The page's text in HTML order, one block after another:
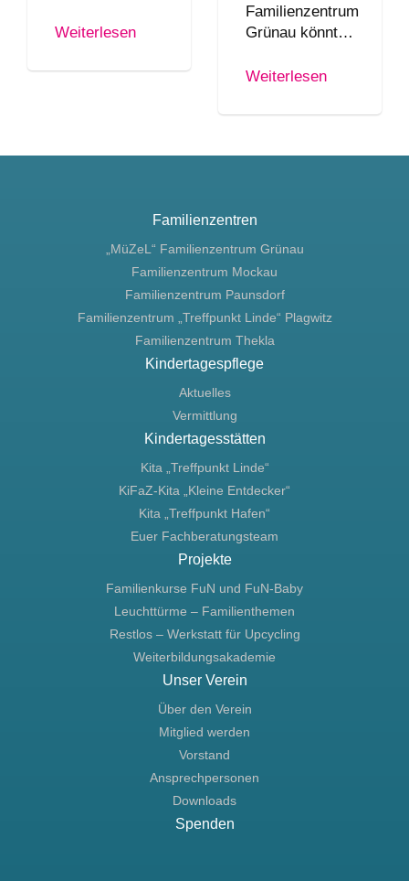
Weiterlesen
Familienzentrum
Grünau könnt…
Weiterlesen
Familienzentren
„MüZeL“ Familienzentrum Grünau
Familienzentrum Mockau
Familienzentrum Paunsdorf
Familienzentrum „Treffpunkt Linde“ Plagwitz
Familienzentrum Thekla
Kindertagespflege
Aktuelles
Vermittlung
Kindertagesstätten
Kita „Treffpunkt Linde“
KiFaZ-Kita „Kleine Entdecker“
Kita „Treffpunkt Hafen“
Euer Fachberatungsteam
Projekte
Familienkurse FuN und FuN-Baby
Leuchttürme – Familienthemen
Restlos – Werkstatt für Upcycling
Weiterbildungsakademie
Unser Verein
Über den Verein
Mitglied werden
Vorstand
Ansprechpersonen
Downloads
Spenden